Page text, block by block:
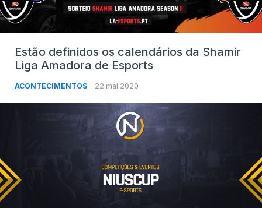
Estão definidos os calendários da Shamir
Liga Amadora de Esports
ACONTECIMENTOS 22 mai 2020